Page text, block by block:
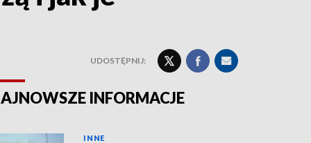
UDOSTĘPNIJ:
INFORMACJE
INNE